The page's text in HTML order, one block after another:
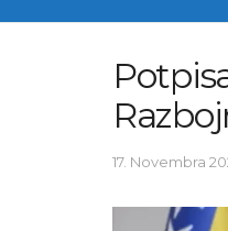
17. Novembra